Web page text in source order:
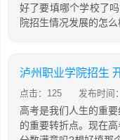
好了要填哪个学校了
院招生情况发展的怎
泸州职业学院招生
点击：125 发布时间
高考是我们人生的重
的重要转折点。现在